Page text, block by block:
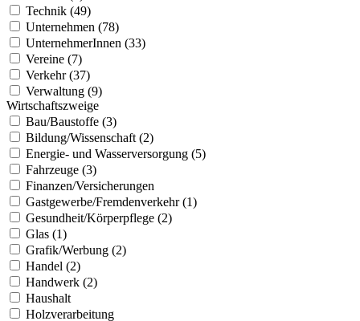
Technik (49)
Unternehmen (78)
UnternehmerInnen (33)
Vereine (7)
Verkehr (37)
Verwaltung (9)
Wirtschaftszweige
Bau/Baustoffe (3)
Bildung/Wissenschaft (2)
Energie- und Wasserversorgung (5)
Fahrzeuge (3)
Finanzen/Versicherungen
Gastgewerbe/Fremdenverkehr (1)
Gesundheit/Körperpflege (2)
Glas (1)
Grafik/Werbung (2)
Handel (2)
Handwerk (2)
Haushalt
Holzverarbeitung